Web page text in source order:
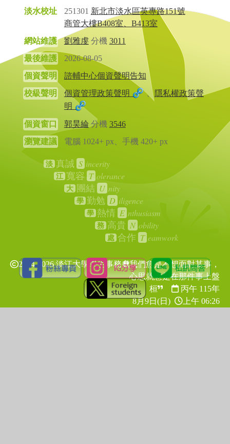
淡水校址 251301 新北市淡水區英專路151號
商管大樓B408室、B413室
網站維護
劉雅虔分機 3011
最後維護
2026-08-05
個資聲明
諮輔中心個資聲明告知
校級聲明
個資管理政策聲明 、 隱私權政策聲
明
個資窗口 郭昊綸 分機 3546
瀏覽建議
電腦 1024+ px、手機 420+ px
淡 真誠 S incerity
江 寬容 T olerance
大 團結 U nity
學 勤勉 D iligence
學 熱情 E nthusiasm
務 高貴 N obility
處 合作 T eamwork
2024-2026 淡江大學學生事務處我們愈是不想面對某事，
心思就愈是在那件事上盤
桓
丙午 115年
8月9日(日)
上午 06:26